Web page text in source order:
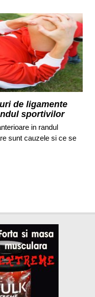
de ligamente
sportivilor
in randul
sunt cauzele si ce se